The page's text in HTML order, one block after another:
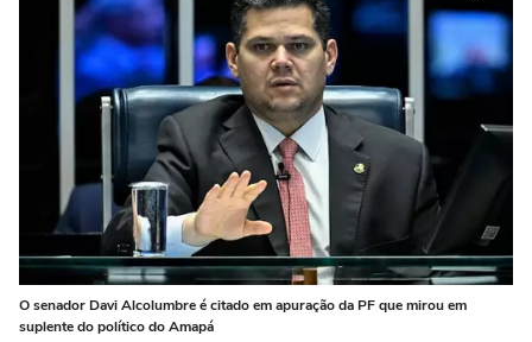
O senador Davi Alcolumbre é citado em apuração da PF que mirou em
suplente do político do Amapá